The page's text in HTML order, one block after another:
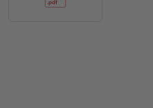
FOGRA52 (PSO Uncoated v3